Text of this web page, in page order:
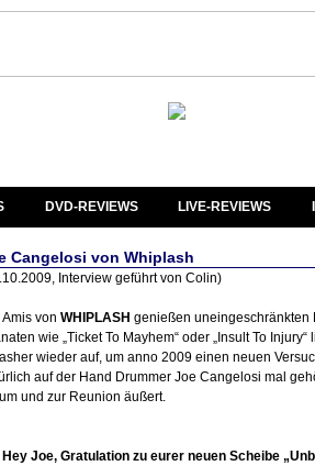
DVD-REVIEWS LIVE-REVIEWS
Cangelosi von Whiplash
Interview geführt von Colin)
Amis von WHIPLASH genießen uneingeschränkten
wie „Ticket To Mayhem“ oder „Insult To
wieder auf, um anno 2009 einen neuen
auf der Hand Drummer Joe Cangelosi mal
und zur Reunion äußert.
Hey Joe, Gratulation zu eurer neuen Scheibe